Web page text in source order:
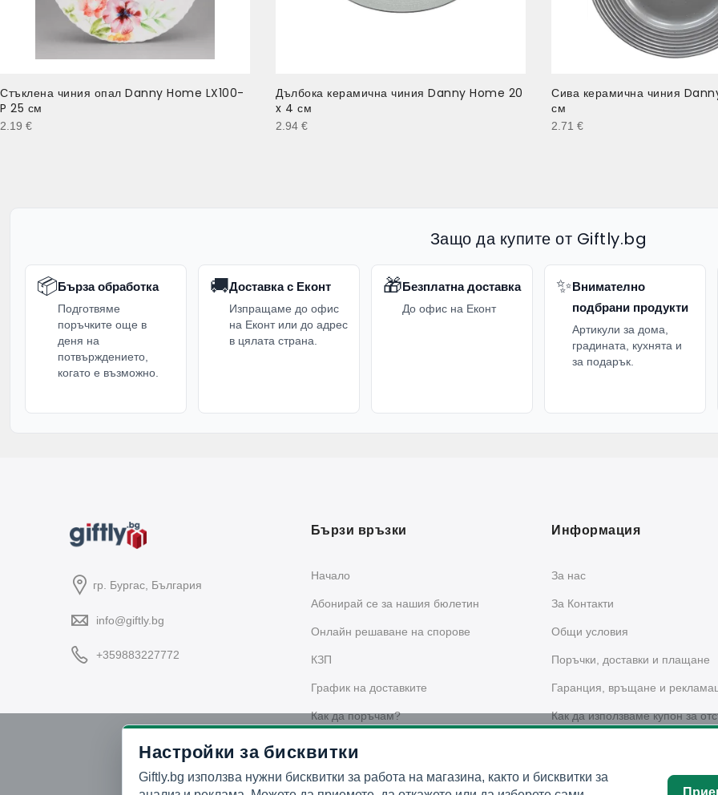
Стъклена чиния опал Danny Home LX100-
P 25 см
2.19 €
Дълбока керамична чиния Danny Home 20
x 4 см
2.94 €
Сива керамична чиния
см
2.71 €
Защо да купите от Giftly.bg
📦Бърза обработка
Подготвяме
поръчките още в
деня на
потвърждението,
когато е възможно.
🚚Доставка с Еконт
Изпращаме до офис
на Еконт или до адрес
в цялата страна.
🎁Безплатна доставка
До офис на Еконт
✨Внимателно
подбрани продукти
Артикули за дома,
градината, кухнята и
за подарък.
гр. Бургас, България
info@giftly.bg
+359883227772
Бързи връзки
Начало
Абонирай се за нашия бюлетин
Oнлайн решаване на спорове
КЗП
График на доставките
Как да поръчам?
Информация
За нас
За Контакти
Общи условия
Поръчки, доставки и плащане
Гаранция, връщане и
Как да използваме купон за
Настройки за бисквитки
Giftly.bg използва нужни бисквитки за работа на магазина, както и бисквитки за